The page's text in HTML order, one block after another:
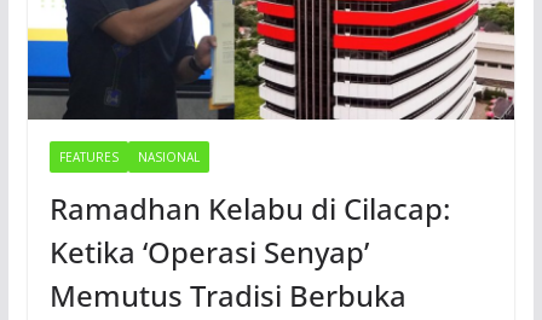
FEATURES NASIONAL
Ramadhan Kelabu di Cilacap:
Ketika ‘Operasi Senyap’
Memutus Tradisi Berbuka